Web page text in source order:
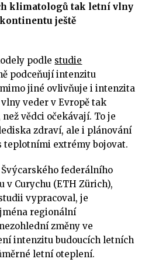
klimatologů tak letní vlny
ještě
podle studie
podceňují intenzitu
jiné ovlivňuje i intenzita
veder v Evropě tak
vědci očekávají. To je
zdraví, ale i plánování
teplotními extrémy bojovat.
federálního
Curychu (ETH Zürich),
vypracoval, je
regionální
změny ve
intenzitu budoucích letních
letní oteplení.